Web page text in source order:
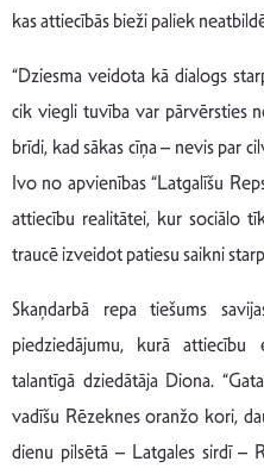
kas attiecībās bieži paliek
“Dziesma veidota kā dialogs
cik viegli tuvība var pārvērsties
brīdi, kad sākas cīņa – nevis par
Ivo no apvienības “Latgalīšu
attiecību realitātei, kur sociālo
traucē izveidot patiesu saikni
Skaņdarbā repa tiešums
piedziedājumu, kurā attiecību
talantīgā dziedātāja Diona.
vadīšu Rēzeknes oranžo kori,
dienu pilsētā – Latgales sirdī –